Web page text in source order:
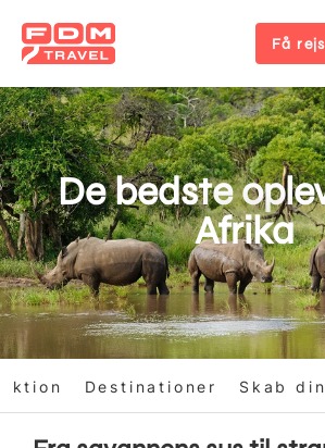
Gå
til
hovedindhold
Få
De bedste
Afrika
Destinationer Skab